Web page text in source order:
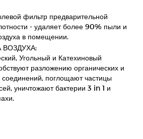
фильтр предварительной
- удаляет более 90% пыли и
в помещении.
ВОЗДУХА:
Угольный и Катехиновый
разложению органических и
соединений, поглощают частицы
уничтожают бактерии 3 in 1 и